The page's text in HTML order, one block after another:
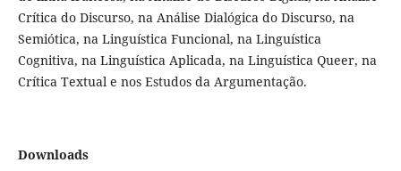
Crítica do Discurso, na Análise Dialógica do Discurso, na
Semiótica, na Linguística Funcional, na Linguística
Cognitiva, na Linguística Aplicada, na Linguística Queer, na
Crítica Textual e nos Estudos da Argumentação.
Downloads